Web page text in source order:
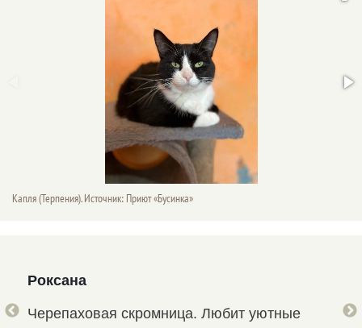
Капля (Терпения). Источник: Приют «Бусинка»
Роксана
Черепаховая скромница. Любит уютные